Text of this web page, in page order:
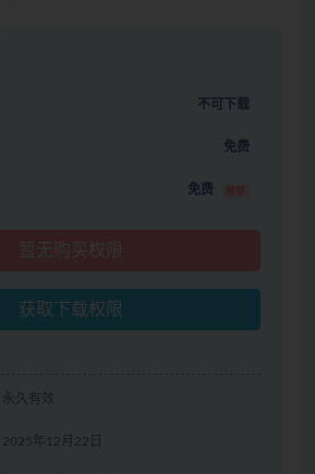
不可下载
免费
免费 推荐
获取下载权限
永久有效
2025年12月22日